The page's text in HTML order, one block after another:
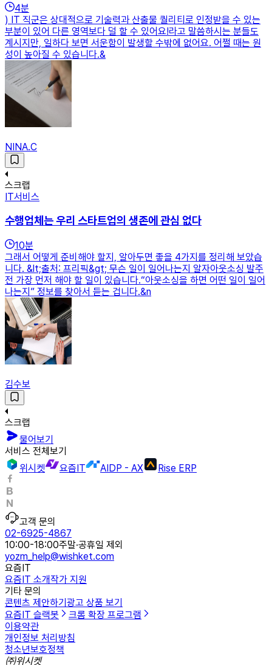
4분
) IT 직군은 상대적으로 기술력과 산출물 퀄리티로 인정받을 수 있는
부분이 있어 다른 영역보다 덜 할 수 있어요!라고 말씀하시는 분들도
계시지만, 일하다 보면 서운함이 발생할 수밖에 없어요. 어쩔 때는 원
성이 높아질 수 있습니다.&
NINA.C
스크랩
IT서비스
수행업체는 우리 스타트업의 생존에 관심 없다
10분
그래서 어떻게 준비해야 할지, 알아두면 좋을 4가지를 정리해 보았습
니다. &lt;출처: 프리픽&gt; 무슨 일이 일어나는지 알자아웃소싱 발주
전 가장 먼저 해야 할 일이 있습니다.“아웃소싱을 하면 어떤 일이 일어
나는지” 정보를 찾아서 듣는 겁니다.&n
김수보
스크랩
물어보기
서비스 전체보기
위시켓
요즘IT AIDP - AX Rise ERP
고객 문의
02-6925-4867
10:00-18:00주말·공휴일 제외
yozm_help@wishket.com
요즘IT
요즘IT 소개작가 지원
기타 문의
콘텐츠 제안하기 광고 상품 보기
요즘IT 슬랙봇
크롬 확장 프로그램
이용약관
개인정보 처리방침
청소년보호정책
㈜위시켓